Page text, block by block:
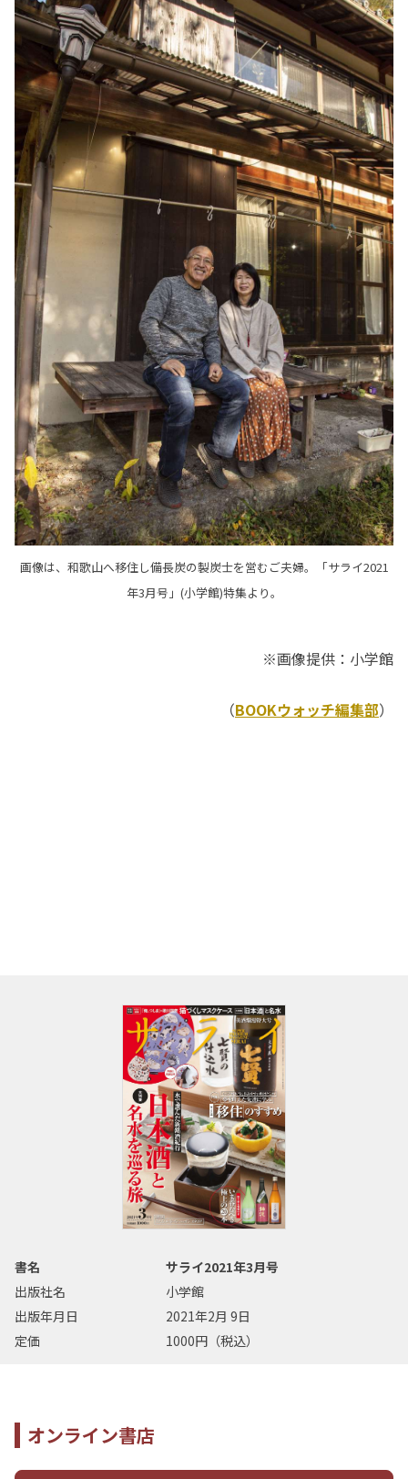
画像は、和歌山へ移住し備長炭の製炭士を営むご夫婦。「サライ2021
年3月号」(小学館)特集より。
※画像提供：小学館
（BOOKウォッチ編集部）
書名
サライ2021年3月号
出版社名
小学館
出版年月日
2021年2月 9日
定価
1000円（税込）
オンライン書店